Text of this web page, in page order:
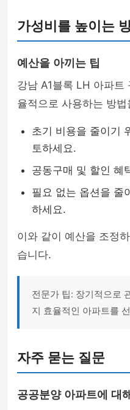
가성비를 높이는
예산을 아끼는 팁
강남 A1블록 LH 아파트
율적으로 사용하는 방
초기 비용을 줄이기
토하세요.
공동구매 및 할인 혜
필요 없는 옵션을 줄
하세요.
이와 같이 예산을 조정
습니다.
전문가 팁: 장기적으로
지 효율적인 아파트를
자주 묻는 질문
공공분양 아파트에 대